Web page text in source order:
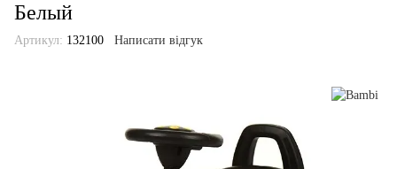
Белый
Артикул: 132100 Написати відгук